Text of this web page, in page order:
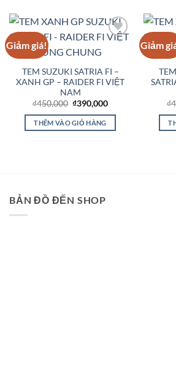
Giảm giá!
Add to
Wishlist
TEM SUZUKI SATRIA FI –
XANH GP – RAIDER FI VIỆT
NAM
₫450,000 Giá
là:
₫450,000.
₫390,000Giá
tại
THÊM VÀO GIỎ HÀNG
Giảm
₫
BẢN ĐỒ ĐẾN SHOP